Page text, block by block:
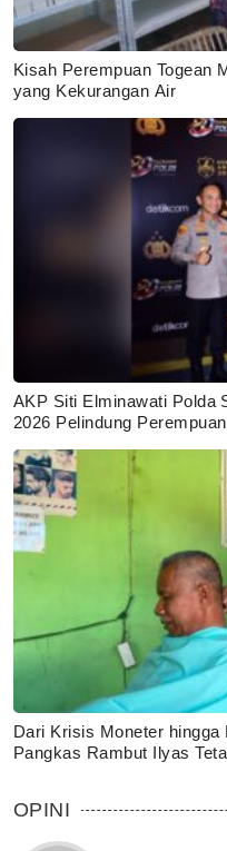
Kisah Perempuan Togean
yang Kekurangan Air
AKP Siti Elminawati Polda
2026 Pelindung
Dari Krisis Moneter hingga
Pangkas Rambut Ilyas
OPINI